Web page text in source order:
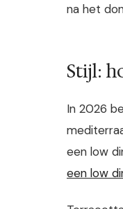
na het
Stijl:
In 2026
een low
een low